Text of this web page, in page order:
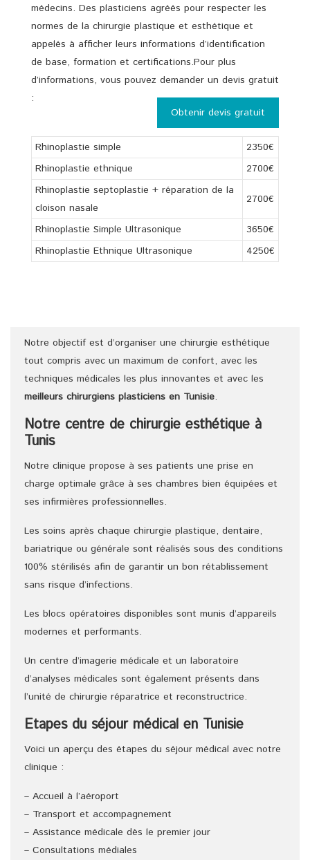
médecins. Des plasticiens agréés pour respecter les
normes de la chirurgie plastique et esthétique et
appelés à afficher leurs informations d’identification
de base, formation et certifications.Pour plus
d’informations, vous pouvez demander un devis gratuit
:
Obtenir devis gratuit
Rhinoplastie simple
2350€
Rhinoplastie ethnique
2700€
Rhinoplastie septoplastie + réparation de la
cloison nasale
2700€
Rhinoplastie Simple Ultrasonique
3650€
Rhinoplastie Ethnique Ultrasonique
4250€
Notre objectif est d’organiser une chirurgie esthétique
tout compris avec un maximum de confort, avec les
techniques médicales les plus innovantes et avec les
meilleurs chirurgiens plasticiens en Tunisie.
Notre centre de chirurgie esthétique à
Tunis
Notre clinique propose à ses patients une prise en
charge optimale grâce à ses chambres bien équipées et
ses infirmières professionnelles.
Les soins après chaque chirurgie plastique, dentaire,
bariatrique ou générale sont réalisés sous des conditions
100% stérilisés afin de garantir un bon rétablissement
sans risque d’infections.
Les blocs opératoires disponibles sont munis d’appareils
modernes et performants.
Un centre d’imagerie médicale et un laboratoire
d’analyses médicales sont également présents dans
l’unité de chirurgie réparatrice et reconstructrice.
Etapes du séjour médical en Tunisie
Voici un aperçu des étapes du séjour médical avec notre
clinique :
– Accueil à l’aéroport
– Transport et accompagnement
– Assistance médicale dès le premier jour
– Consultations médiales